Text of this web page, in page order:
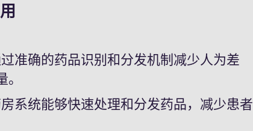
准确的药品识别和分发机制减少人为差
系统能够快速处理和分发药品，减少患者